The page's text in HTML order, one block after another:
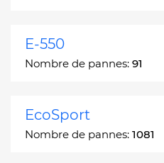
E-550
Nombre de pannes: 91
EcoSport
Nombre de pannes: 1081